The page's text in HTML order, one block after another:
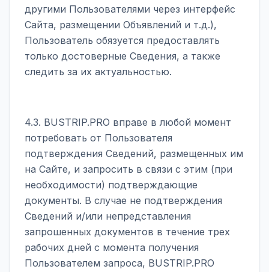
другими Пользователями через интерфейс
Сайта, размещении Объявлений и т.д.),
Пользователь обязуется предоставлять
только достоверные Сведения, а также
следить за их актуальностью.
4.3. BUSTRIP.PRO вправе в любой момент
потребовать от Пользователя
подтверждения Сведений, размещенных им
на Сайте, и запросить в связи с этим (при
необходимости) подтверждающие
документы. В случае не подтверждения
Сведений и/или непредставления
запрошенных документов в течение трех
рабочих дней с момента получения
Пользователем запроса, BUSTRIP.PRO